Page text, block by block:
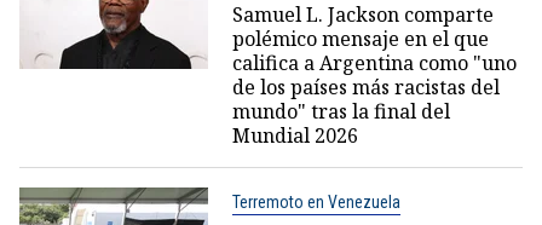
Samuel L. Jackson comparte
polémico mensaje en el que
califica a Argentina como "uno
de los países más racistas del
mundo" tras la final del
Mundial 2026
Terremoto en Venezuela